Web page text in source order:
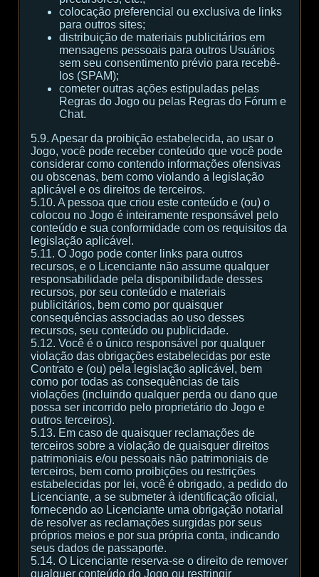
colocação preferencial ou exclusiva de links
para outros sites;
distribuição de materiais publicitários em
mensagens pessoais para outros Usuários
sem seu consentimento prévio para recebê-
los (SPAM);
cometer outras ações estipuladas pelas
Regras do Jogo ou pelas Regras do Fórum e
Chat.
5.9. Apesar da proibição estabelecida, ao usar o
Jogo, você pode receber conteúdo que você pode
considerar como contendo informações ofensivas
ou obscenas, bem como violando a legislação
aplicável e os direitos de terceiros.
5.10. A pessoa que criou este conteúdo e (ou) o
colocou no Jogo é inteiramente responsável pelo
conteúdo e sua conformidade com os requisitos da
legislação aplicável.
5.11. O Jogo pode conter links para outros
recursos, e o Licenciante não assume qualquer
responsabilidade pela disponibilidade desses
recursos, por seu conteúdo e materiais
publicitários, bem como por quaisquer
consequências associadas ao uso desses
recursos, seu conteúdo ou publicidade.
5.12. Você é o único responsável por qualquer
violação das obrigações estabelecidas por este
Contrato e (ou) pela legislação aplicável, bem
como por todas as consequências de tais
violações (incluindo qualquer perda ou dano que
possa ser incorrido pelo proprietário do Jogo e
outros terceiros).
5.13. Em caso de quaisquer reclamações de
terceiros sobre a violação de quaisquer direitos
patrimoniais e/ou pessoais não patrimoniais de
terceiros, bem como proibições ou restrições
estabelecidas por lei, você é obrigado, a pedido do
Licenciante, a se submeter à identificação oficial,
fornecendo ao Licenciante uma obrigação notarial
de resolver as reclamações surgidas por seus
próprios meios e por sua própria conta, indicando
seus dados de passaporte.
5.14. O Licenciante reserva-se o direito de remover
qualquer conteúdo do Jogo ou restringir